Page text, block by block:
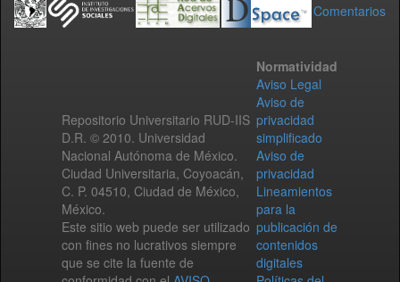
Comentarios
Repositorio Universitario RUD-IIS
D.R. © 2010. Universidad
Nacional Autónoma de México.
Ciudad Universitaria, Coyoacán,
C. P. 04510, Ciudad de México,
México.
Este sitio web puede ser utilizado
con fines no lucrativos siempre
que se cite la fuente de
Normatividad
Aviso Legal
Aviso de
privacidad
simplificado
Aviso de
privacidad
Lineamientos
para la
publicación de
contenidos
digitales